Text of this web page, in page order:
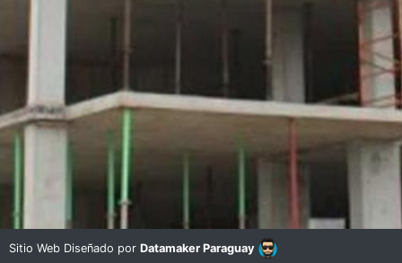
Sitio Web Diseñado por Datamaker Paraguay